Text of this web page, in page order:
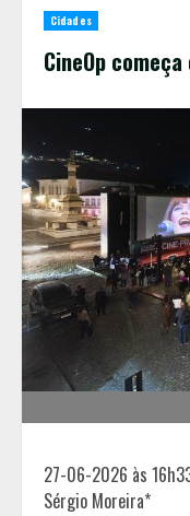
Cidades
CineOp
27-06-2026 às
Sérgio Moreira*